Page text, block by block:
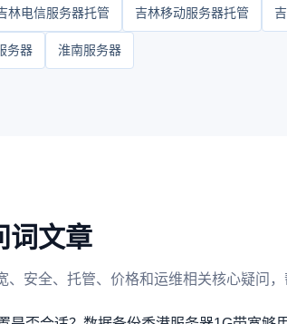
林电信服务器托管 吉林移动服务器托管
务器 淮南服务器
词文章
、安全、托管、价格和运维相关核心疑问，